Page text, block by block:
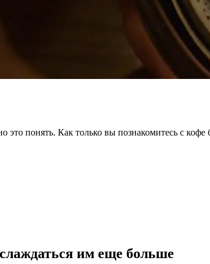
это понять. Как только вы познакомитесь с
им еще больше